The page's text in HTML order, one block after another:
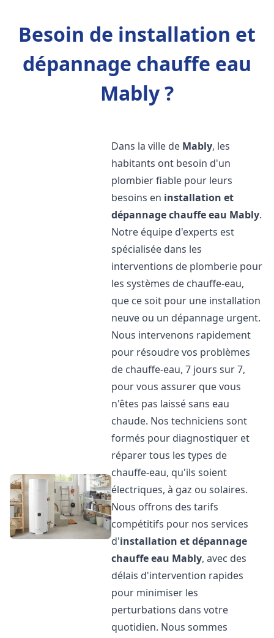
Besoin de installation et
dépannage chauffe eau
Mably ?
Dans la ville de Mably, les
habitants ont besoin d'un
plombier fiable pour leurs
besoins en installation et
dépannage chauffe eau Mably.
Notre équipe d'experts est
spécialisée dans les
interventions de plomberie pour
les systèmes de chauffe-eau,
que ce soit pour une installation
neuve ou un dépannage urgent.
Nous intervenons rapidement
pour résoudre vos problèmes
de chauffe-eau, 7 jours sur 7,
pour vous assurer que vous
n'êtes pas laissé sans eau
chaude. Nos techniciens sont
formés pour diagnostiquer et
réparer tous les types de
chauffe-eau, qu'ils soient
électriques, à gaz ou solaires.
Nous offrons des tarifs
compétitifs pour nos services
d'installation et dépannage
chauffe eau Mably, avec des
délais d'intervention rapides
pour minimiser les
perturbations dans votre
quotidien. Nous sommes